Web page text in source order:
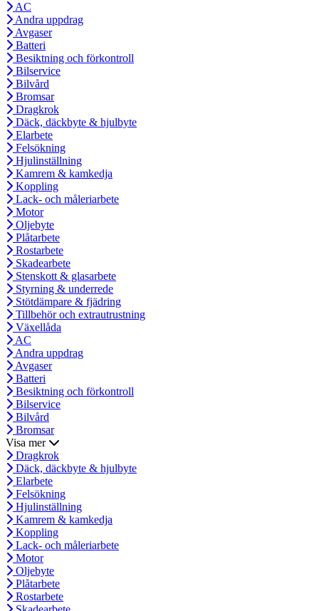
AC
Andra uppdrag
Avgaser
Batteri
Besiktning och förkontroll
Bilservice
Bilvård
Bromsar
Dragkrok
Däck, däckbyte & hjulbyte
Elarbete
Felsökning
Hjulinställning
Kamrem & kamkedja
Koppling
Lack- och måleriarbete
Motor
Oljebyte
Plåtarbete
Rostarbete
Skadearbete
Stenskott & glasarbete
Styrning & underrede
Stötdämpare & fjädring
Tillbehör och extrautrustning
Växellåda
AC
Andra uppdrag
Avgaser
Batteri
Besiktning och förkontroll
Bilservice
Bilvård
Bromsar
Visa mer
Dragkrok
Däck, däckbyte & hjulbyte
Elarbete
Felsökning
Hjulinställning
Kamrem & kamkedja
Koppling
Lack- och måleriarbete
Motor
Oljebyte
Plåtarbete
Rostarbete